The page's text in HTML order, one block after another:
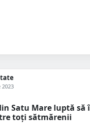
2023
Satu Mare luptă să
toți sătmărenii